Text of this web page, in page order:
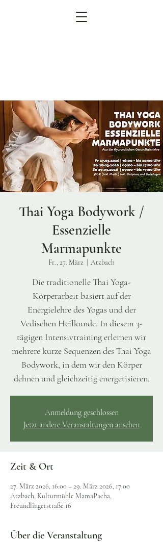
MEN
Ü
zum Veranstaltungskalender
Thai Yoga Bodywork /
Essenzielle
Marmapunkte
Fr., 27. März Atzbach
Die traditionelle Thai Yoga-
Körperarbeit basiert auf der
Energielehre des Yogas und der
Vedischen Heilkunde. In diesem 3-
tägigen Intensivtraining erlernen wir
mehrere kurze Sequenzen des Thai Yoga
Bodywork, in dem wir den Körper
dehnen und gleichzeitig energetisieren.
Anmeldung geschlossen
Jetzt andere Veranstaltungen ansehen
Zeit & Ort
27. März 2026, 16:00 – 29. März 2026, 17:00
Atzbach, Kulturmühle MamaPacha,
Freundlingerstraße 16
Über die Veranstaltung